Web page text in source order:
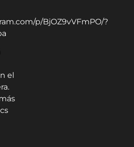
p/BjOZ9vVFmPO/?
el